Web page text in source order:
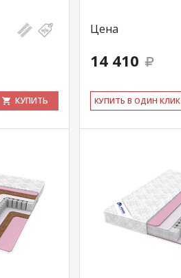
КУПИТЬ
Цена
14 410
КУ­ПИТЬ В ОДИН КЛИК